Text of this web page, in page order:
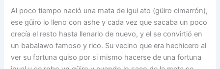
Al poco tiempo nació una mata de igui ato (güiro cimarrón),
ese güiro lo lleno con ashe y cada vez que sacaba un poco
crecía el resto hasta llenarlo de nuevo, y el se convirtió en
un babalawo famoso y rico. Su vecino que era hechicero al
ver su fortuna quiso por si mismo hacerse de una fortuna